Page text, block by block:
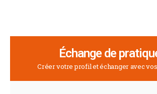
Échange de
Créer votre profil et échanger avec